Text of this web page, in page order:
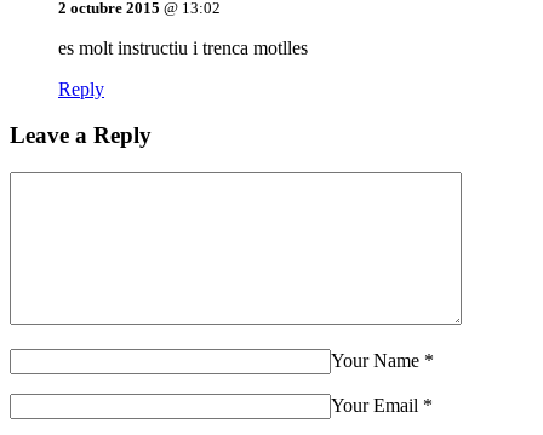
2 octubre 2015 @ 13:02
es molt instructiu i trenca motlles
Reply
Leave a Reply
Your Name *
Your Email *